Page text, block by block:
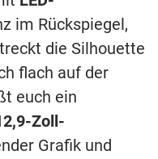
im Rückspiegel,
die Silhouette
flach auf der
euch ein
Zoll-
Grafik und